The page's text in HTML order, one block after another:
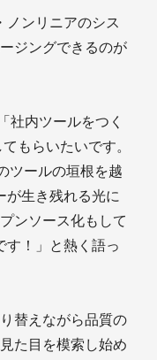
ノンリニアのシス
ジングできるのが
社内ツールをつく
もらいたいです。
ツールの垣根を越
が生き残れる光に
ンソース化もして
す！」と熱く語っ
替えながら品質の
た目を模索し始め